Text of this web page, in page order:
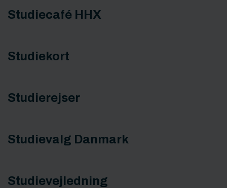
Studiecafé HHX
Studiekort
Studierejser
Studievalg Danmark
Studievejledning